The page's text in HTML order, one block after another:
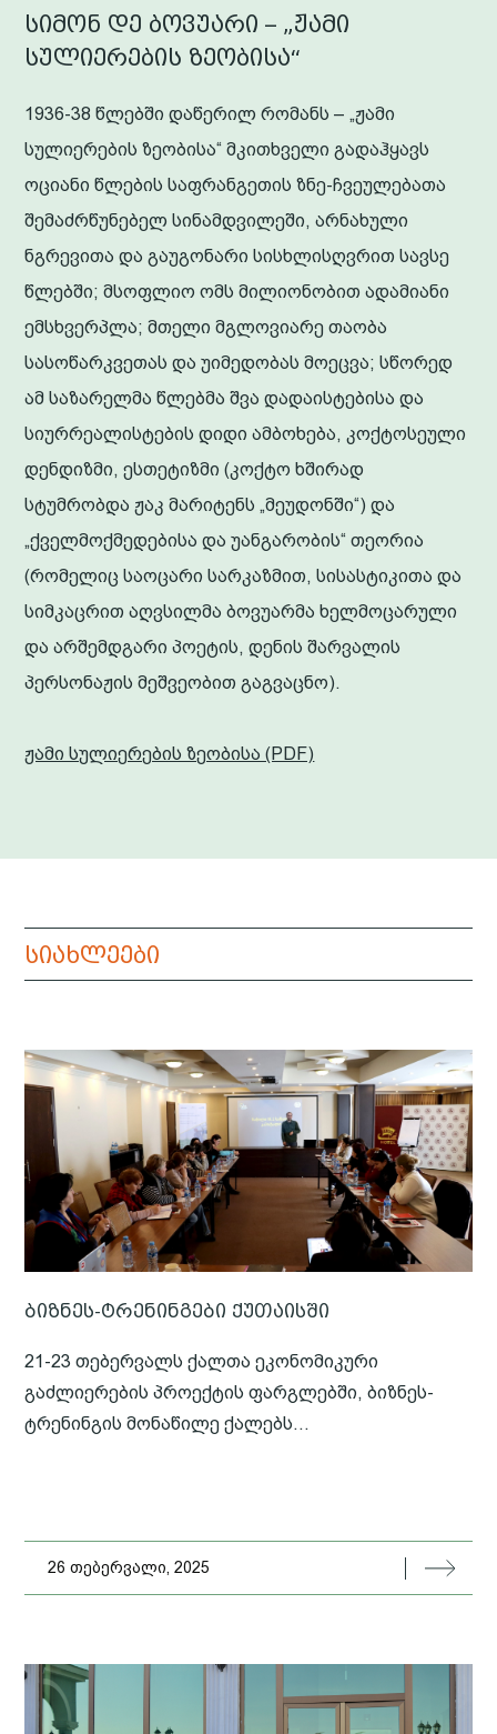
სიმონ დე ბოვუარი – „ჟამი
სულიერების ზეობისა“
1936-38 წლებში დაწერილ რომანს – „ჟამი
სულიერების ზეობისა“ მკითხველი გადაჰყავს
ოციანი წლების საფრანგეთის ზნე-ჩვეულებათა
შემაძრწუნებელ სინამდვილეში, არნახული
ნგრევითა და გაუგონარი სისხლისღვრით სავსე
წლებში; მსოფლიო ომს მილიონობით ადამიანი
ემსხვერპლა; მთელი მგლოვიარე თაობა
სასოწარკვეთას და უიმედობას მოეცვა; სწორედ
ამ საზარელმა წლებმა შვა დადაისტებისა და
სიურრეალისტების დიდი ამბოხება, კოქტოსეული
დენდიზმი, ესთეტიზმი (კოქტო ხშირად
სტუმრობდა ჟაკ მარიტენს „მეუდონში“) და
„ქველმოქმედებისა და უანგარობის“ თეორია
(რომელიც საოცარი სარკაზმით, სისასტიკითა და
სიმკაცრით აღვსილმა ბოვუარმა ხელმოცარული
და არშემდგარი პოეტის, დენის შარვალის
პერსონაჟის მეშვეობით გაგვაცნო).
ჟამი სულიერების ზეობისა (PDF)
სიახლეები
ბიზნეს-ტრენინგები ქუთაისში
21-23 თებერვალს ქალთა ეკონომიკური
გაძლიერების პროექტის ფარგლებში, ბიზნეს-
ტრენინგის მონაწილე ქალებს...
26 თებერვალი, 2025